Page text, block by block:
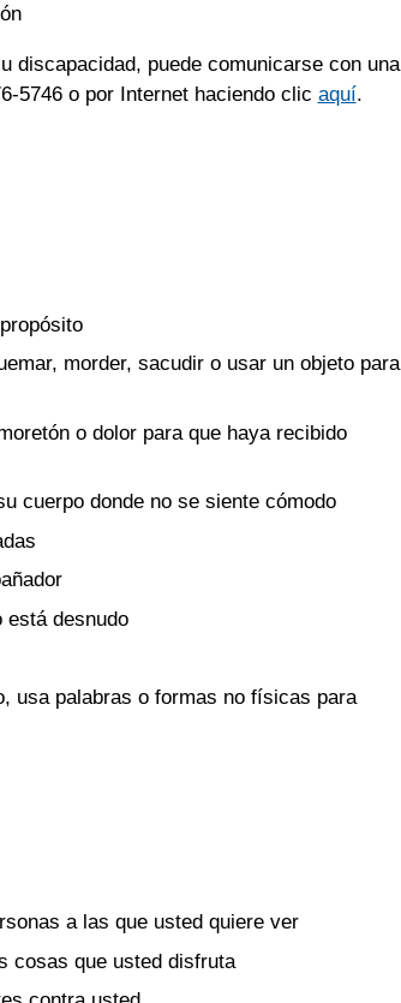
discapacidad, puede comunicarse con una
5746 o por Internet haciendo clic aquí.
morder, sacudir o usar un objeto para
o dolor para que haya recibido
cuerpo donde no se siente cómodo
está desnudo
usa palabras o formas no físicas para
a las que usted quiere ver
cosas que usted disfruta